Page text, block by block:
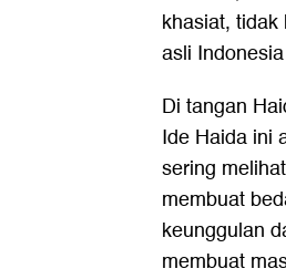
khasiat,
asli
Di tangan
Ide Haida ini
sering
membuat
keunggulan
membuat